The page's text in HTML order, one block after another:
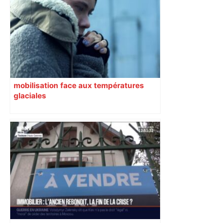
mobilisation agricole à Toulouse ce
samedi, 113 vaches abattues en Ariège
– ladepeche.fr
mobilisation face aux températures
glaciales